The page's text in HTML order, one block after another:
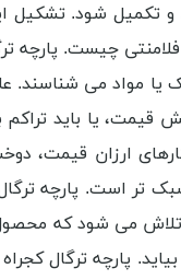
و تکمیل شود.
چیست.
یا مواد می
یا باید تراکم
ارزان
است. پارچه ترگال
می شود که
پارچه ترگال